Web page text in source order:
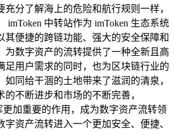
充分了解海上的危险和航行规则一样，
imToken 中转站作为 imToken 生态系统
其便捷的跨链功能、强大的安全保障和
为数字资产的流转提供了一种全新且高
足用户需求的同时，也为区块链行业的
如同给干涸的土地带来了滋润的清泉，
不断进步和市场的不断完善，
更加重要的作用，成为数字资产流转领
资产流转进入一个更加安全、便捷、